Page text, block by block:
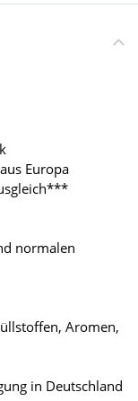
Europa
normalen
Aromen,
in Deutschland